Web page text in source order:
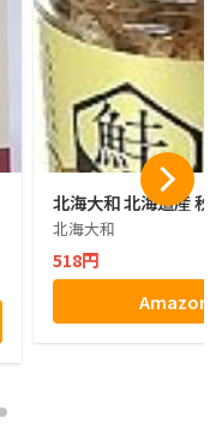
北海大和 北海道産
北海大和
518円
Amazon